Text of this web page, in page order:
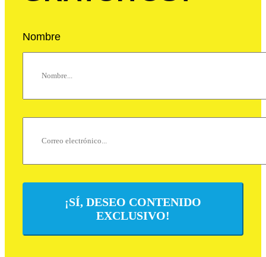
Nombre
¡SÍ, DESEO CONTENIDO
EXCLUSIVO!